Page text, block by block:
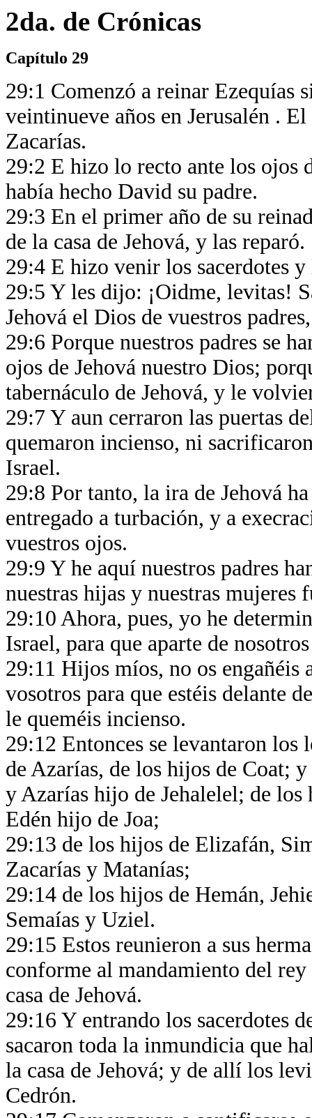
2da. de Crónicas
Capítulo 29
29:1 Comenzó a reinar Ezequías
veintinueve años en Jerusalén .
Zacarías.
29:2 E hizo lo recto ante los ojos
había hecho David su padre.
29:3 En el primer año de su
de la casa de Jehová, y las reparó.
29:4 E hizo venir los sacerdotes
29:5 Y les dijo: ¡Oidme, levitas!
Jehová el Dios de vuestros
29:6 Porque nuestros padres se
ojos de Jehová nuestro Dios;
tabernáculo de Jehová, y le
29:7 Y aun cerraron las puertas
quemaron incienso, ni
Israel.
29:8 Por tanto, la ira de Jehová
entregado a turbación, y a
vuestros ojos.
29:9 Y he aquí nuestros padres
nuestras hijas y nuestras
29:10 Ahora, pues, yo he
Israel, para que aparte de
29:11 Hijos míos, no os engañéis
vosotros para que estéis delante
le queméis incienso.
29:12 Entonces se levantaron
de Azarías, de los hijos de Coat;
y Azarías hijo de Jehalelel; de
Edén hijo de Joa;
29:13 de los hijos de Elizafán,
Zacarías y Matanías;
29:14 de los hijos de Hemán,
Semaías y Uziel.
29:15 Estos reunieron a sus
conforme al mandamiento del
casa de Jehová.
29:16 Y entrando los sacerdotes
sacaron toda la inmundicia que
la casa de Jehová; y de allí los
Cedrón.